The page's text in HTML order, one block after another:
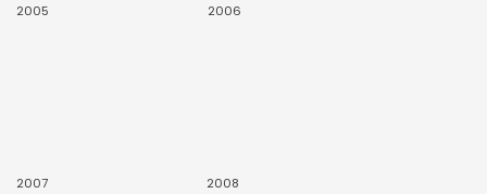
2005 2006
2007 2008